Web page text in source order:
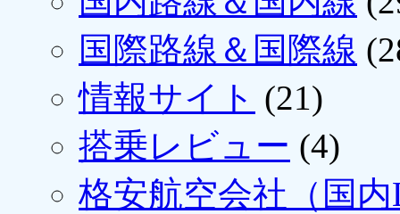
国際路線＆国際線
情報サイト (21)
搭乗レビュー (4)
格安航空会社（国